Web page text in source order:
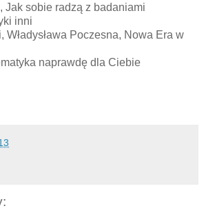
Jak sobie radzą z badaniami
inni
Władysława Poczesna, Nowa Era w
naprawdę dla Ciebie